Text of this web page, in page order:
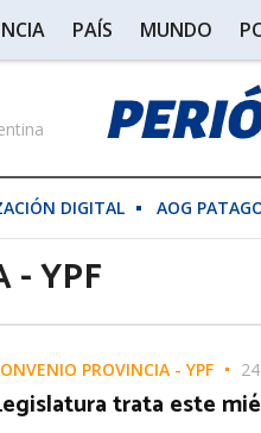
PAÍS MUNDO
DIGITAL AOG
- YPF
PROVINCIA - YPF
trata este